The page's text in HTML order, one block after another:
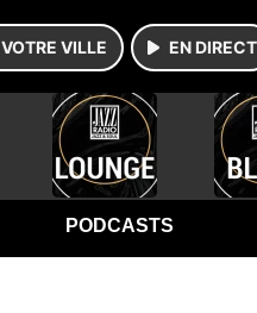
VOTRE VILLE EN DIRECT
PODCASTS